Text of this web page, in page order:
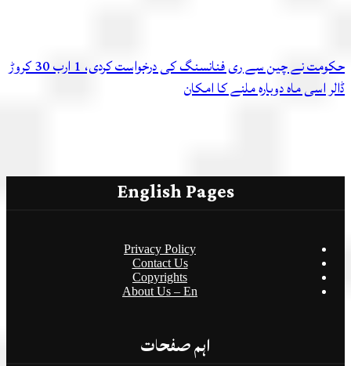
حکومت نے چین سے ری فنانسنگ کی درخواست کردی، 1 ارب 30 کروڑ
اسی ماہ دوبارہ ملنے کا امکان
English Pages
Privacy Policy
Contact Us
Copyrights
About Us – En
اہم صفحات